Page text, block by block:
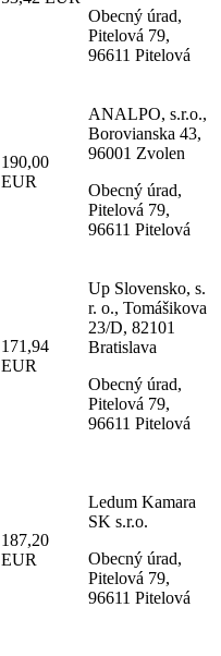
Obecný úrad,
Pitelová 79,
96611 Pitelová
190,00
EUR
ANALPO, s.r.o.,
Borovianska 43,
96001 Zvolen
Obecný úrad,
Pitelová 79,
96611 Pitelová
171,94
EUR
Up Slovensko, s.
r. o., Tomášikova
23/D, 82101
Bratislava
Obecný úrad,
Pitelová 79,
96611 Pitelová
187,20
EUR
Ledum Kamara
SK s.r.o.
Obecný úrad,
Pitelová 79,
96611 Pitelová